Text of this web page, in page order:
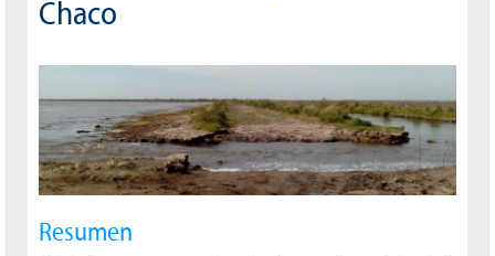
Chaco
Resumen